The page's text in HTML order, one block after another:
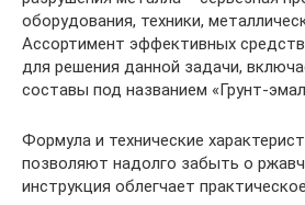
оборудования, техники,
Ассортимент эффективных
для решения данной задачи,
составы под названием «Грунт-
Формула и технические
позволяют надолго забыть о
инструкция облегчает